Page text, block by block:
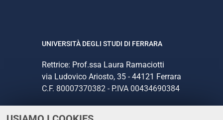
UNIVERSITÀ DEGLI STUDI DI FERRARA
Rettrice: Prof.ssa Laura Ramaciotti
via Ludovico Ariosto, 35 - 44121 Ferrara
C.F. 80007370382 - P.IVA 00434690384
CONTATTI